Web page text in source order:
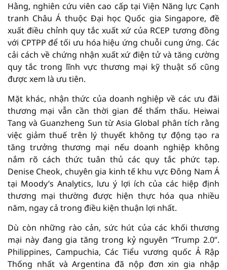
Hằng, nghiên cứu viên cao cấp tại Viện Năng lực Cạnh
tranh Châu Á thuộc Đại học Quốc gia Singapore, đề
xuất điều chỉnh quy tắc xuất xứ của RCEP tương đồng
với CPTPP để tối ưu hóa hiệu ứng chuỗi cung ứng. Các
cải cách về chứng nhận xuất xứ điện tử và tăng cường
quy tắc trong lĩnh vực thương mại kỹ thuật số cũng
được xem là ưu tiên.
Mặt khác, nhận thức của doanh nghiệp về các ưu đãi
thương mại vẫn cần thời gian để thẩm thấu. Heiwai
Tang và Guanzheng Sun từ Asia Global phân tích rằng
việc giảm thuế trên lý thuyết không tự động tạo ra
tăng trưởng thương mại nếu doanh nghiệp không
nắm rõ cách thức tuân thủ các quy tắc phức tạp.
Denise Cheok, chuyên gia kinh tế khu vực Đông Nam Á
tại Moody’s Analytics, lưu ý lợi ích của các hiệp định
thương mại thường được hiện thực hóa qua nhiều
năm, ngay cả trong điều kiện thuận lợi nhất.
Dù còn những rào cản, sức hút của các khối thương
mại này đang gia tăng trong kỷ nguyên “Trump 2.0”.
Philippines, Campuchia, Các Tiểu vương quốc Ả Rập
Thống nhất và Argentina đã nộp đơn xin gia nhập